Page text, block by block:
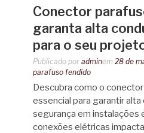
Conector
garanta alta
para o seu
Publicado por adminem 28 de
parafuso fendido
Descubra como o
essencial para garantir
segurança em instalações
conexões elétricas